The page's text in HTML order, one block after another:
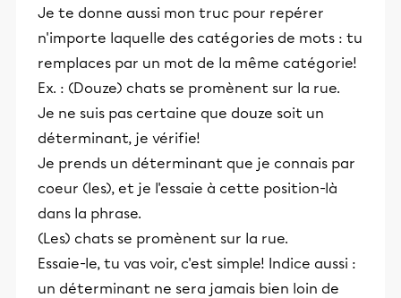
Je te donne aussi mon truc pour repérer
n'importe laquelle des catégories de mots : tu
remplaces par un mot de la même catégorie!
Ex. : (Douze) chats se promènent sur la rue.
Je ne suis pas certaine que douze soit un
déterminant, je vérifie!
Je prends un déterminant que je connais par
coeur (les), et je l'essaie à cette position-là
dans la phrase.
(Les) chats se promènent sur la rue.
Essaie-le, tu vas voir, c'est simple! Indice aussi :
un déterminant ne sera jamais bien loin de